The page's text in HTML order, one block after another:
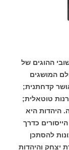
ההוגים של
המושגים
קדחתנית;
טוטאלית;
היהדות היא
כדרך
להסתכן
יצחק והיהדות